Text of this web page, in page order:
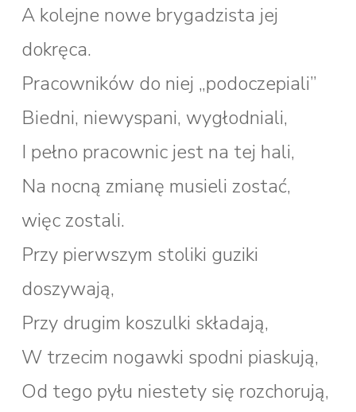
A kolejne nowe brygadzista jej
dokręca.
Pracowników do niej „podoczepiali”
Biedni, niewyspani, wygłodniali,
I pełno pracownic jest na tej hali,
Na nocną zmianę musieli zostać,
więc zostali.
Przy pierwszym stoliki guziki
doszywają,
Przy drugim koszulki składają,
W trzecim nogawki spodni piaskują,
Od tego pyłu niestety się rozchorują,